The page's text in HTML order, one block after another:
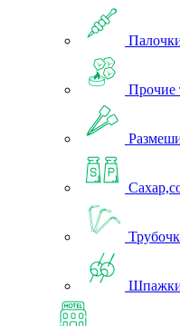
Прочие